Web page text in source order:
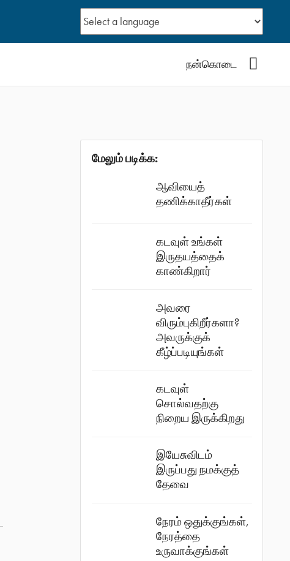
நன்கொடை
மேலும் படிக்க:
ஆவியைத்
தணிக்காதீர்கள்
கடவுள் உங்கள்
இருதயத்தைக்
காண்கிறார்
அவரை
விரும்புகிறீர்களா?
அவருக்குக்
கீழ்ப்படியுங்கள்
கடவுள்
சொல்வதற்கு
நிறைய இருக்கிறது
இயேசுவிடம்
இருப்பது நமக்குத்
தேவை
நேரம் ஒதுக்குங்கள்,
நேரத்தை
உருவாக்குங்கள்